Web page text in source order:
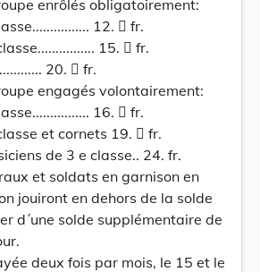
enrôlés obligatoirement:
12.  fr.
15.  fr.
20.  fr.
engagés volontairement:
16.  fr.
et cornets 19.  fr.
de 3 e classe.. 24. fr.
et soldats en garnison en
jouiront en dehors de la solde
d´une solde supplémentaire de
deux fois par mois, le 15 et le